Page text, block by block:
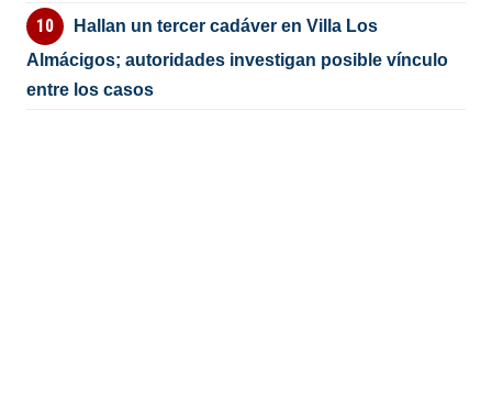
Hallan un tercer cadáver en Villa Los
Almácigos; autoridades investigan posible vínculo
entre los casos